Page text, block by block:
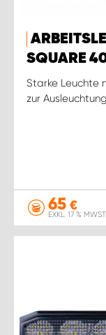
SQUARE
Starke Leuchte
zur
65 €
EXKL. 17 % MWST.